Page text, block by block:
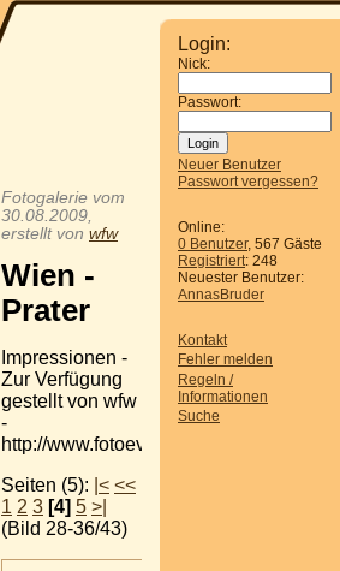
Login:
Nick:
Passwort:
Neuer Benutzer
Passwort vergessen?
Online:
0 Benutzer, 567 Gäste
Registriert: 248
Neuester Benutzer:
AnnasBruder
Kontakt
Fehler melden
Regeln /
Informationen
Suche
Fotogalerie vom
30.08.2009,
erstellt von wfw
Wien -
Prater
Impressionen -
Zur Verfügung
gestellt von wfw
-
http://www.fotoevent.tk
Seiten (5): |< <<
1 2 3 [4] 5 >|
(Bild 28-36/43)